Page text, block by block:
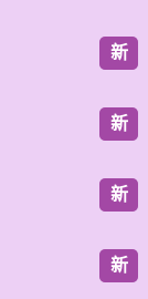
新
新
新
新